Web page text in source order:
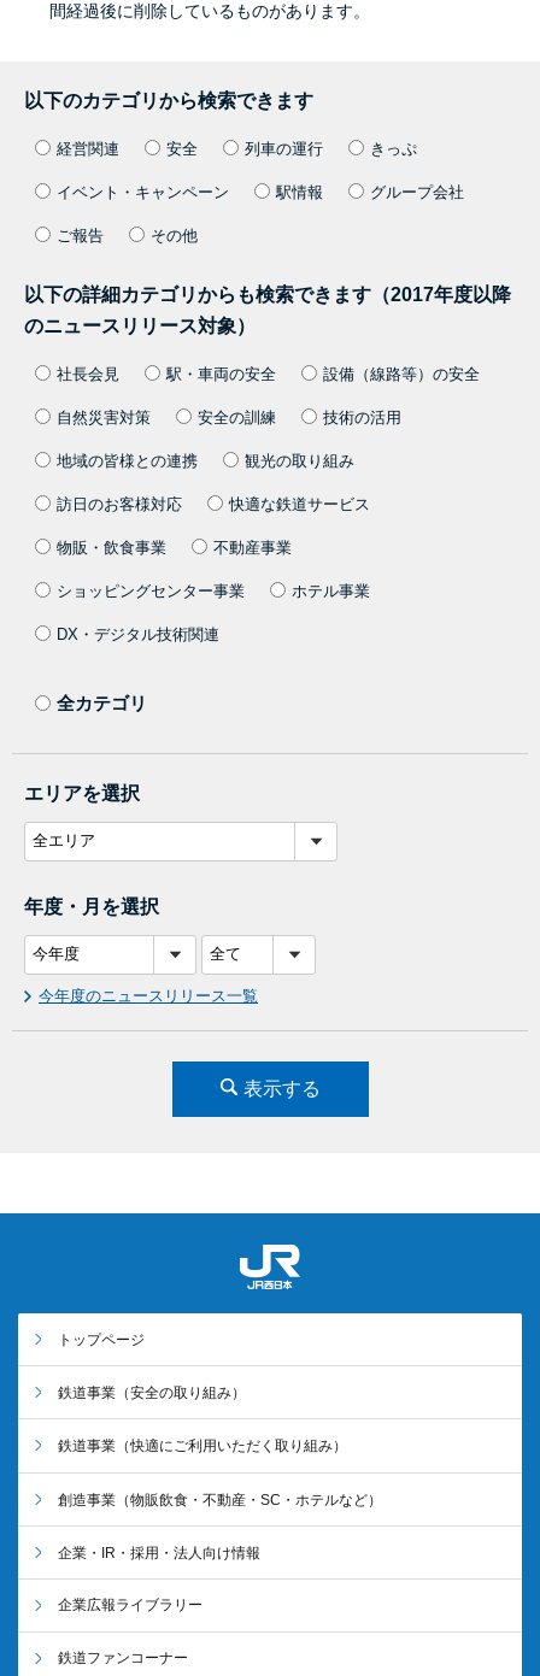
間経過後に削除しているものがあります。
以下のカテゴリから検索できます
経営関連 安全 列車の運行 きっぷ
イベント・キャンペーン 駅情報 グループ会社
ご報告 その他
以下の詳細カテゴリからも検索できます（2017年度以降
のニュースリリース対象）
社長会見 駅・車両の安全 設備（線路等）の安全
自然災害対策 安全の訓練 技術の活用
地域の皆様との連携 観光の取り組み
訪日のお客様対応 快適な鉄道サービス
物販・飲食事業 不動産事業
ショッピングセンター事業 ホテル事業
DX・デジタル技術関連
全カテゴリ
エリアを選択
年度・月を選択
今年度のニュースリリース一覧
表示する
トップページ
鉄道事業 （安全の取り組み）
鉄道事業 （快適にご利用いただく取り組み）
創造事業 （物販飲食・不動産・SC・ホテルなど）
企業・IR・採用・法人向け情報
企業広報ライブラリー
鉄道ファンコーナー